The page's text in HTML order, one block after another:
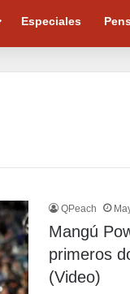
Especiales
QPeach
Mangú
primeros
(Video)